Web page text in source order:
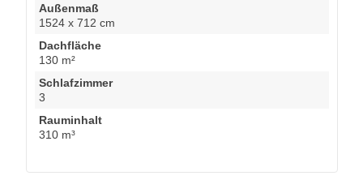
Außenmaß
1524 x 712 cm
Dachfläche
130 m²
Schlafzimmer
3
Rauminhalt
310 m³